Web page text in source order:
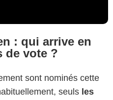
: qui arrive en
de vote ?
sont nominés cette
seuls les